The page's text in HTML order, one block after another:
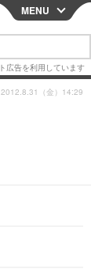
CLOSE
MENU
2012.8.31（金）14:29